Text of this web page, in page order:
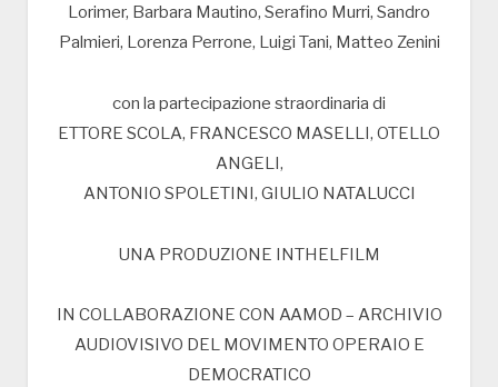
Lorimer, Barbara Mautino, Serafino Murri, Sandro
Palmieri, Lorenza Perrone, Luigi Tani, Matteo Zenini
con la partecipazione straordinaria di
ETTORE SCOLA, FRANCESCO MASELLI, OTELLO
ANGELI,
ANTONIO SPOLETINI, GIULIO NATALUCCI
UNA PRODUZIONE INTHELFILM
IN COLLABORAZIONE CON AAMOD – ARCHIVIO
AUDIOVISIVO DEL MOVIMENTO OPERAIO E
DEMOCRATICO